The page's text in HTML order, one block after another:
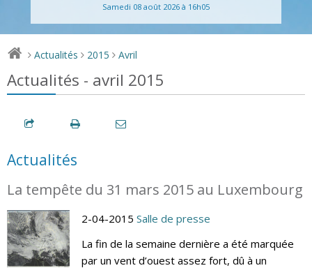
Samedi 08 août 2026 à 16h05
> Actualités > 2015 > Avril
Actualités - avril 2015
Actualités
La tempête du 31 mars 2015 au Luxembourg
2-04-2015 Salle de presse
La fin de la semaine dernière a été marquée
par un vent d’ouest assez fort, dû à un